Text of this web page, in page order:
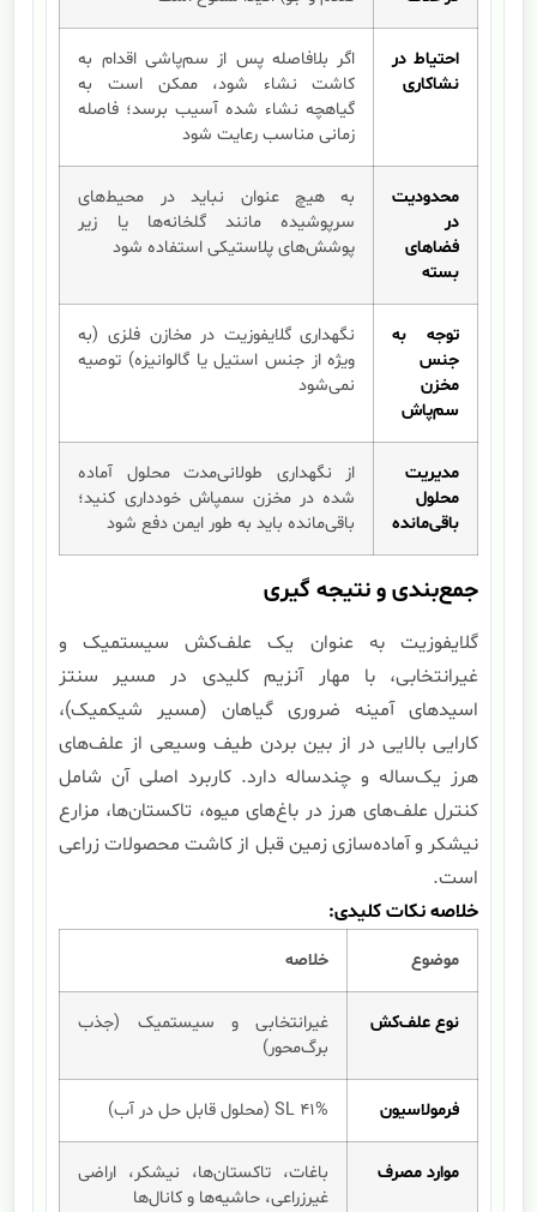
احتیاط در
نشاکاری
اگر بلافاصله پس از سم‌پاشی اقدام به
کاشت نشاء شود، ممکن است به
گیاهچه نشاء شده آسیب برسد؛ فاصله
زمانی مناسب رعایت شود
محدودیت
در
فضاهای
بسته
به هیچ عنوان نباید در محیط‌های
سرپوشیده مانند گلخانه‌ها یا زیر
پوشش‌های پلاستیکی استفاده شود
توجه به
جنس
مخزن
سم‌پاش
نگهداری گلایفوزیت در مخازن فلزی (به
ویژه از جنس استیل یا گالوانیزه) توصیه
نمی‌شود
مدیریت
محلول
باقی‌مانده
از نگهداری طولانی‌مدت محلول آماده
شده در مخزن سمپاش خودداری کنید؛
باقی‌مانده باید به طور ایمن دفع شود
جمع‌بندی و نتیجه گیری
گلایفوزیت به عنوان یک علف‌کش سیستمیک و
غیرانتخابی، با مهار آنزیم کلیدی در مسیر سنتز
اسیدهای آمینه ضروری گیاهان (مسیر شیکمیک)،
کارایی بالایی در از بین بردن طیف وسیعی از علف‌های
هرز یک‌ساله و چندساله دارد. کاربرد اصلی آن شامل
کنترل علف‌های هرز در باغ‌های میوه، تاکستان‌ها، مزارع
نیشکر و آماده‌سازی زمین قبل از کاشت محصولات زراعی
است.
خلاصه نکات کلیدی:
موضوع خلاصه
نوع علف‌کش
غیرانتخابی و سیستمیک (جذب
برگ‌محور)
فرمولاسیون SL 41% (محلول قابل حل در آب)
موارد مصرف
باغات، تاکستان‌ها، نیشکر، اراضی
غیرزراعی، حاشیه‌ها و کانال‌ها